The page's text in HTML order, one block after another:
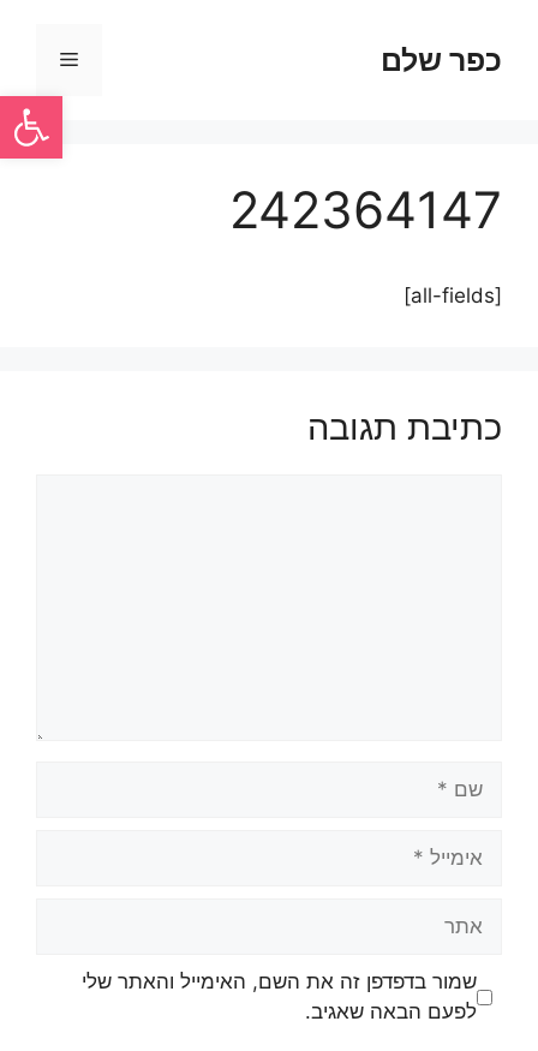
פתח
כפר שלם
242364147
[all-fields]
כתיבת תגובה
שמור בדפדפן זה את השם, האימייל והאתר שלי
לפעם הבאה שאגיב.